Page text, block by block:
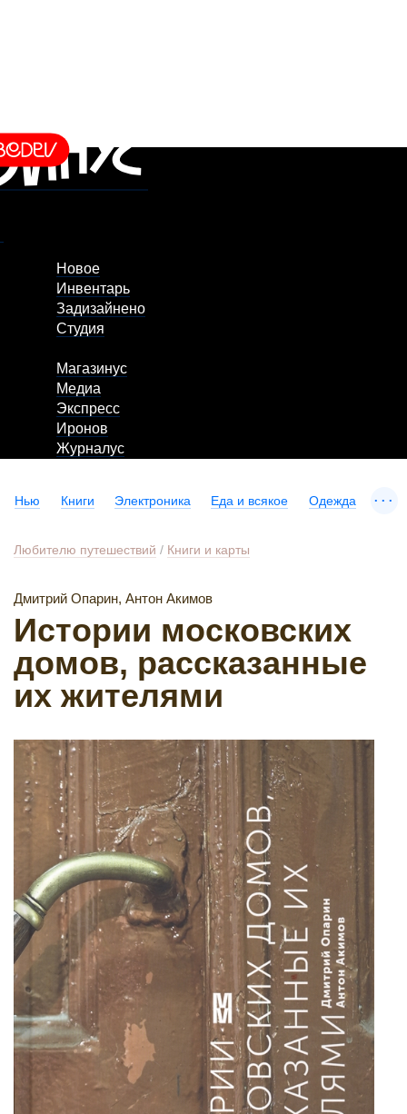
Новое
Инвентарь
Задизайнено
Студия
Магазинус
Медиа
Экспресс
Иронов
Журналус
Нью Книги Электроника Еда и всякое Одежда ...
Любителю путешествий / Книги и карты
Дмитрий Опарин, Антон Акимов
Истории московских
домов, рассказанные
их жителями